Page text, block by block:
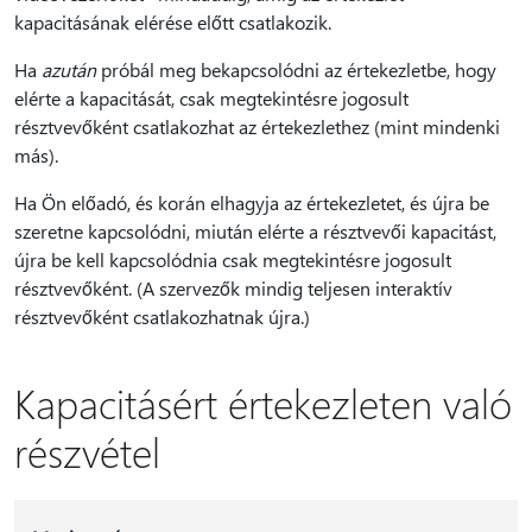
kapacitásának elérése előtt csatlakozik.
Ha azutánpróbál meg bekapcsolódni az értekezletbe, hogy
elérte a kapacitását, csak megtekintésre jogosult
résztvevőként csatlakozhat az értekezlethez (mint mindenki
más).
Ha Ön előadó, és korán elhagyja az értekezletet, és újra be
szeretne kapcsolódni, miután elérte a résztvevői kapacitást,
újra be kell kapcsolódnia csak megtekintésre jogosult
résztvevőként. (A szervezők mindig teljesen interaktív
résztvevőként csatlakozhatnak újra.)
Kapacitásért értekezleten való
részvétel